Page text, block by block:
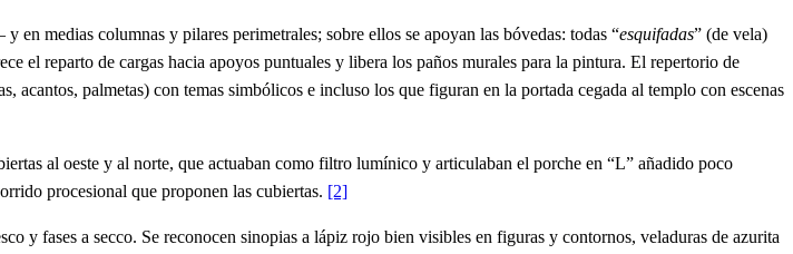
medias columnas y pilares perimetrales; sobre ellos se apoyan las bóvedas: todas “esquifadas” (de vela)
el reparto de cargas hacia apoyos puntuales y libera los paños murales para la pintura. El repertorio de
palmetas) con temas simbólicos e incluso los que figuran en la portada cegada al templo con escenas
al oeste y al norte, que actuaban como filtro lumínico y articulaban el porche en “L” añadido poco
procesional que proponen las cubiertas. [2]
y fases a secco. Se reconocen sinopias a lápiz rojo bien visibles en figuras y contornos, veladuras de azurita